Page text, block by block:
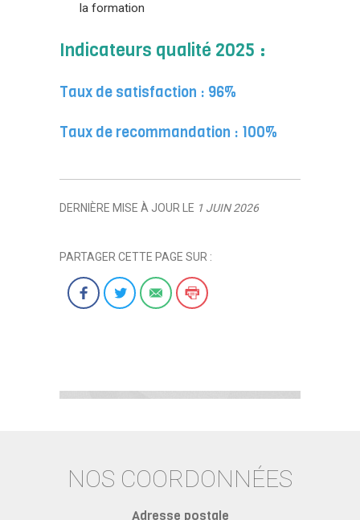
la formation
Indicateurs qualité 2025 :
Taux de satisfaction : 96%
Taux de recommandation : 100%
DERNIÈRE MISE À JOUR LE 1 JUIN 2026
PARTAGER CETTE PAGE SUR :
NOS COORDONNÉES
Adresse postale